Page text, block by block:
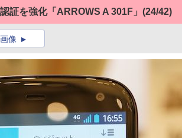
証を強化「ARROWS A 301F」 (24/42)
像